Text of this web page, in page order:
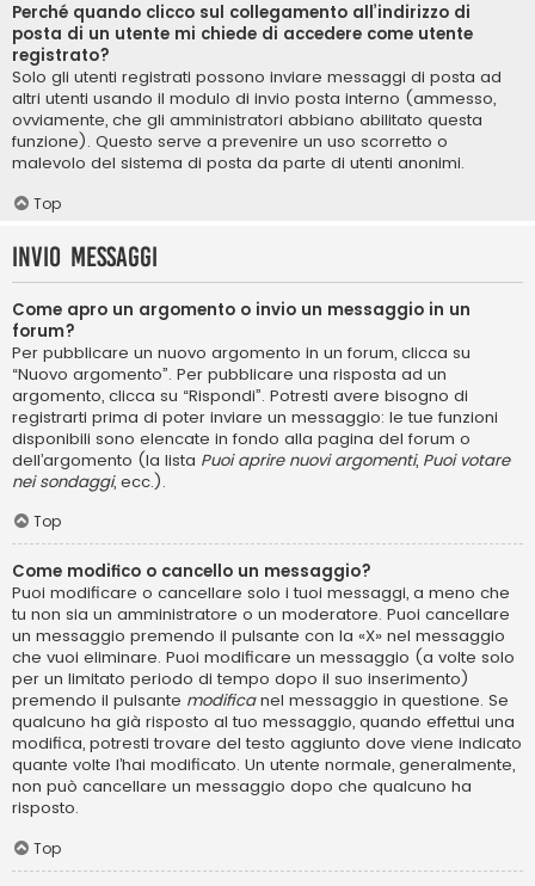
Perché quando clicco sul collegamento all’indirizzo di
posta di un utente mi chiede di accedere come utente
registrato?
Solo gli utenti registrati possono inviare messaggi di posta ad
altri utenti usando il modulo di invio posta interno (ammesso,
ovviamente, che gli amministratori abbiano abilitato questa
funzione). Questo serve a prevenire un uso scorretto o
malevolo del sistema di posta da parte di utenti anonimi.
Top
Invio Messaggi
Come apro un argomento o invio un messaggio in un
forum?
Per pubblicare un nuovo argomento in un forum, clicca su
“Nuovo argomento”. Per pubblicare una risposta ad un
argomento, clicca su “Rispondi”. Potresti avere bisogno di
registrarti prima di poter inviare un messaggio: le tue funzioni
disponibili sono elencate in fondo alla pagina del forum o
dell’argomento (la lista Puoi aprire nuovi argomenti, Puoi votare
nei sondaggi, ecc.).
Top
Come modifico o cancello un messaggio?
Puoi modificare o cancellare solo i tuoi messaggi, a meno che
tu non sia un amministratore o un moderatore. Puoi cancellare
un messaggio premendo il pulsante con la «X» nel messaggio
che vuoi eliminare. Puoi modificare un messaggio (a volte solo
per un limitato periodo di tempo dopo il suo inserimento)
premendo il pulsante modificanel messaggio in questione. Se
qualcuno ha già risposto al tuo messaggio, quando effettui una
modifica, potresti trovare del testo aggiunto dove viene indicato
quante volte l’hai modificato. Un utente normale, generalmente,
non può cancellare un messaggio dopo che qualcuno ha
risposto.
Top